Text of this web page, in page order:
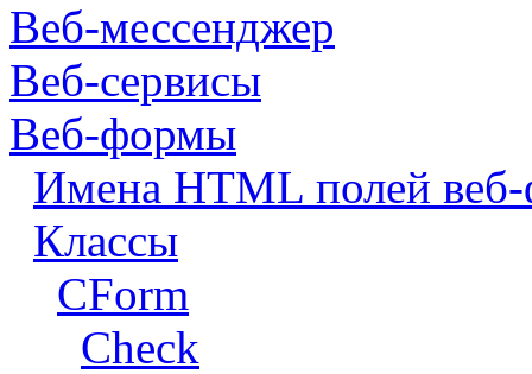
Веб-мессенджер
Веб-сервисы
Веб-формы
Имена HTML полей
Классы
CForm
Check